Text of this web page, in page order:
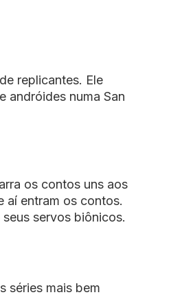
replicantes. Ele
andróides numa San
os contos uns aos
aí entram os contos.
servos biônicos.
séries mais bem